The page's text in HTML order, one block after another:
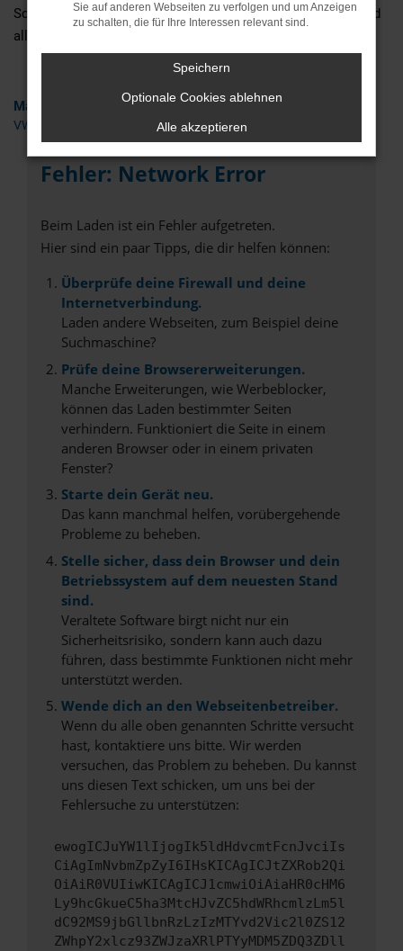
Schritt geht es dann an die Festlegung von Motorisierung und
all den Extras und Assistenten.
Marken
VW
Fehler: Network Error
Beim Laden ist ein Fehler aufgetreten.
Hier sind ein paar Tipps, die dir helfen können:
Überprüfe deine Firewall und deine
Internetverbindung.
Laden andere Webseiten, zum Beispiel deine
Suchmaschine?
Prüfe deine Browsererweiterungen.
Manche Erweiterungen, wie Werbeblocker,
können das Laden bestimmter Seiten
verhindern. Funktioniert die Seite in einem
anderen Browser oder in einem privaten
Fenster?
Starte dein Gerät neu.
Das kann manchmal helfen, vorübergehende
Probleme zu beheben.
Stelle sicher, dass dein Browser und dein
Betriebssystem auf dem neuesten Stand
sind.
Veraltete Software birgt nicht nur ein
Sicherheitsrisiko, sondern kann auch dazu
führen, dass bestimmte Funktionen nicht mehr
unterstützt werden.
Wende dich an den Webseitenbetreiber.
Wenn du alle oben genannten Schritte versucht
hast, kontaktiere uns bitte. Wir werden
versuchen, das Problem zu beheben. Du kannst
uns diesen Text schicken, um uns bei der
Fehlersuche zu unterstützen:
ewogICJuYW1lIjogIk5ldHdvcmtFcnJvciIs
CiAgImNvbmZpZyI6IHsKICAgICJtZXRob2Qi
OiAiR0VUIiwKICAgICJ1cmwiOiAiaHR0cHM6
Ly9hcGkueC5ha3MtcHJvZC5hdWRhcmlzLm5l
dC92MS9jbGllbnRzLzIzMTYvd2Vic2l0ZS12
ZWhpY2xlcz93ZWJzaXRlPTYyMDM5ZDQ3ZDll
Sie auf anderen Webseiten zu verfolgen und um Anzeigen
zu schalten, die für Ihre Interessen relevant sind.
Speichern
Optionale Cookies ablehnen
Alle akzeptieren